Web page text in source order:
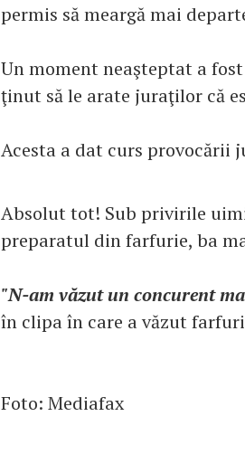
permis să meargă mai
Un moment neaşteptat a
ţinut să le arate juraţilor că
Acesta a dat curs provocării
Absolut tot! Sub privirile
preparatul din farfurie, ba
"N-am văzut un concurent
în clipa în care a văzut
Foto: Mediafax